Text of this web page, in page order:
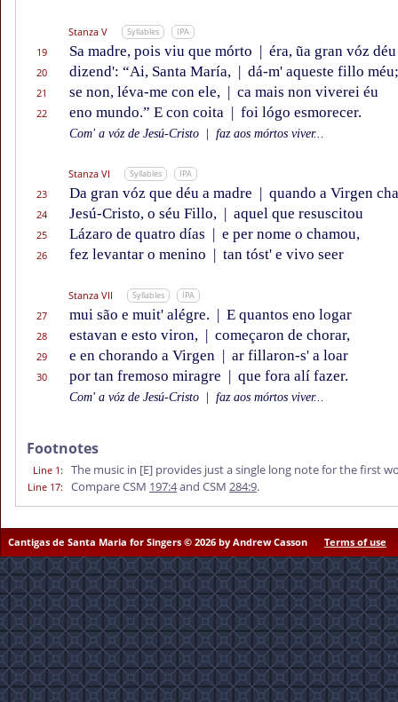
Stanza V Syllables IPA
19 Sa madre, pois viu que mórto | éra, ũa gran vóz déu
20 dizend': “Ai, Santa María, | dá-m' aqueste fillo méu;
21 se non, léva-me con ele, | ca mais non viverei éu
22 eno mundo.” E con coita | foi lógo esmorecer.
Com' a vóz de Jesú-Cristo faz aos mórtos viver...
Stanza VI Syllables IPA
23 Da gran vóz que déu a madre | quando a Virgen
24 Jesú-Cristo, o séu Fillo, | aquel que resuscitou
25 Lázaro de quatro días | e per nome o chamou,
26 fez levantar o menino | tan tóst' e vivo seer
Stanza VII Syllables IPA
27 mui são e muit' alégre. | E quantos eno logar
28 estavan e esto viron, | começaron de chorar,
29 e en chorando a Virgen | ar fillaron-s' a loar
30 por tan fremoso miragre | que fora alí fazer.
Com' a vóz de Jesú-Cristo faz aos mórtos viver...
Footnotes
Line 1: The music in [E] provides just a single long note for the first
Line 17: Compare CSM 197:4and CSM 284:9.
Cantigas de Santa Maria for Singers © 2026 by Andrew Casson Terms of use